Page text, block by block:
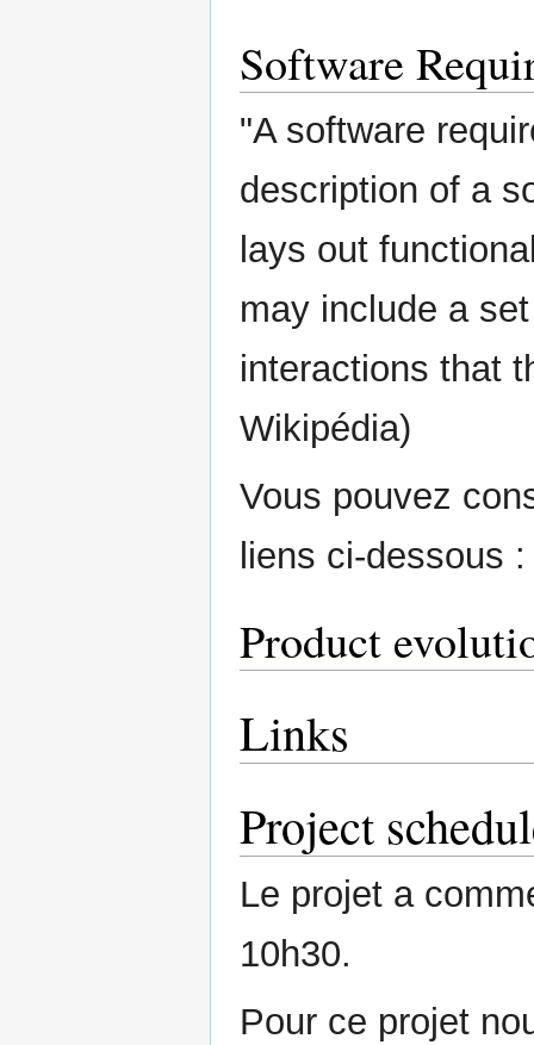
Software
"A software
description of a
lays out
may include a
interactions that
Wikipédia)
Vous pouvez
liens ci-dessous
Product
Links
Project
Le projet a
10h30.
Pour ce projet